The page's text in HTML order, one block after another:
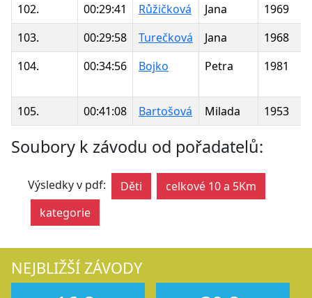
102. 00:29:41 Růžičková Jana
1969
103.
00:29:58 Turečková Jana
1968
104.
00:34:56 Bojko Petra 1981
105. 00:41:08 Bartošová Milada 1953
Soubory k závodu od pořadatelů:
Výsledky v pdf: Děti
celkové 10 a 5Km
kategorie
NEJBLIŽŠÍ ZÁVODY